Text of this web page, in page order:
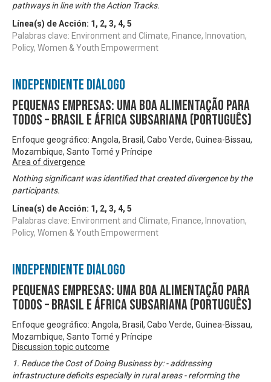
pathways in line with the Action Tracks.
Línea(s) de Acción: 1 , 2, 3, 4, 5
Palabras clave: Environment and Climate, Finance, Innovation,
Policy, Women & Youth Empowerment
Independiente Diálogo
Pequenas Empresas: Uma Boa Alimentação para
Todos – Brasil e África Subsariana (Português)
Enfoque geográfico: Angola, Brasil, Cabo Verde, Guinea-Bissau,
Mozambique, Santo Tomé y Príncipe
Area of divergence
Nothing significant was identified that created divergence by the
participants.
Línea(s) de Acción: 1 , 2, 3, 4, 5
Palabras clave: Environment and Climate, Finance, Innovation,
Policy, Women & Youth Empowerment
Independiente Diálogo
Pequenas Empresas: Uma Boa Alimentação para
Todos – Brasil e África Subsariana (Português)
Enfoque geográfico: Angola, Brasil, Cabo Verde, Guinea-Bissau,
Mozambique, Santo Tomé y Príncipe
Discussion topic outcome
1. Reduce the Cost of Doing Business by: - addressing
infrastructure deficits especially in rural areas - reforming the